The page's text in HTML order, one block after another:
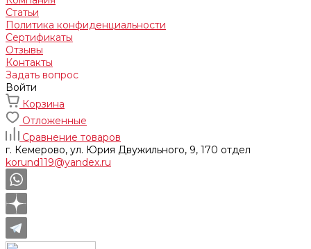
Статьи
Политика конфиденциальности
Сертификаты
Отзывы
Контакты
Задать вопрос
Войти
Корзина
Отложенные
Сравнение товаров
г. Кемерово, ул. Юрия Двужильного, 9, 170 отдел
korund119@yandex.ru